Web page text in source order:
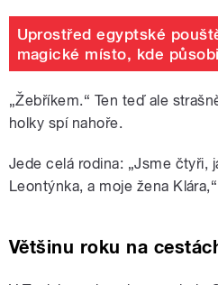
Uprostřed egyptské
magické místo, kde
„Žebříkem.“ Ten teď ale
holky spí nahoře.
Jede celá rodina: „Jsme čtyři,
Leontýnka, a moje žena
Většinu roku na